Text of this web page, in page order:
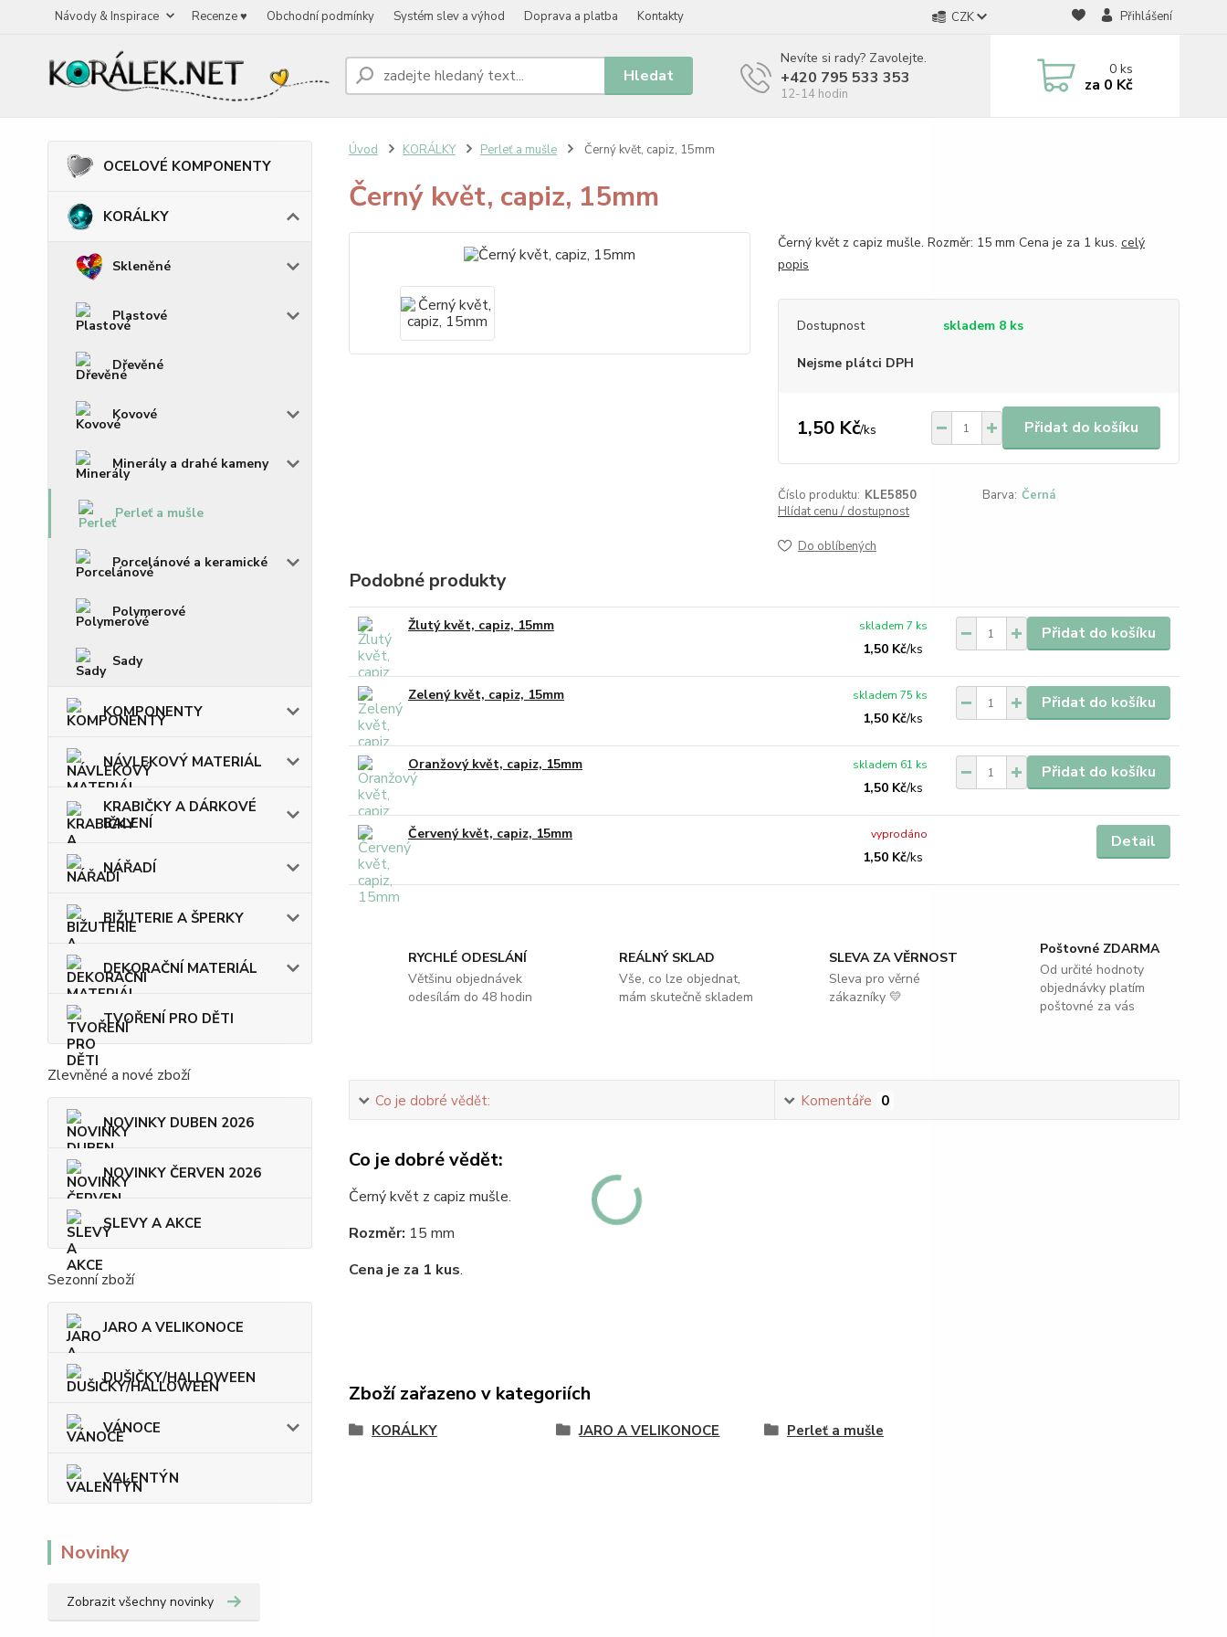
Návody & Inspirace Recenze ♥ Obchodní podmínky Systém slev a výhod Doprava a platba Kontakty CZK Přihlášení
Hledat
Nevíte si rady? Zavolejte.
+420 795 533 353
12-14 hodin
0ks
za 0 Kč
OCELOVÉ KOMPONENTY
KORÁLKY
Skleněné
Plastové
Dřevěné
Kovové
Minerály a drahé kameny
Perleť a mušle
Porcelánové a keramické
Polymerové
Sady
KOMPONENTY
NÁVLEKOVÝ MATERIÁL
KRABIČKY A DÁRKOVÉ
BALENÍ
NÁŘADÍ
BIŽUTERIE A ŠPERKY
DEKORAČNÍ MATERIÁL
TVOŘENÍ PRO DĚTI
Zlevněné a nové zboží
NOVINKY DUBEN 2026
NOVINKY ČERVEN 2026
SLEVY A AKCE
Sezonní zboží
JARO A VELIKONOCE
DUŠIČKY/HALLOWEEN
VÁNOCE
VALENTÝN
Novinky
Zobrazit všechny novinky
Úvod KORÁLKY Perleť a mušle Černý květ, capiz, 15mm
Černý květ, capiz, 15mm
Černý květ z capiz mušle. Rozměr: 15 mm Cena je za 1 kus. celý
popis
Dostupnost skladem 8 ks
Nejsme plátci DPH
1,50 Kč/ks Přidat do košíku
Číslo produktu: KLE5850 Barva: Černá
Hlídat cenu / dostupnost
Do oblíbených
Podobné produkty
Žlutý květ, capiz, 15mm
1,50 Kč/ks
skladem 7 ks Přidat do košíku
Zelený květ, capiz, 15mm
1,50 Kč/ks
skladem 75 ks Přidat do košíku
Oranžový květ, capiz, 15mm
1,50 Kč/ks
skladem 61 ks Přidat do košíku
Červený květ, capiz, 15mm
1,50 Kč/ks
vyprodáno Detail
RYCHLÉ ODESLÁNÍ
Většinu objednávek
odesílám do 48 hodin
REÁLNÝ SKLAD
Vše, co lze objednat,
mám skutečně skladem
SLEVA ZA VĚRNOST
Sleva pro věrné
zákazníky 💛
Poštovné ZDARMA
Od určité hodnoty
objednávky platím
poštovné za vás
Co je dobré vědět: Komentáře 0
Co je dobré vědět:
Černý květ z capiz mušle.
Rozměr: 15 mm
Cena je za 1 kus.
Zboží zařazeno v kategoriích
KORÁLKY JARO A VELIKONOCE Perleť a mušle